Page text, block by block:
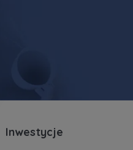
Inwestycje